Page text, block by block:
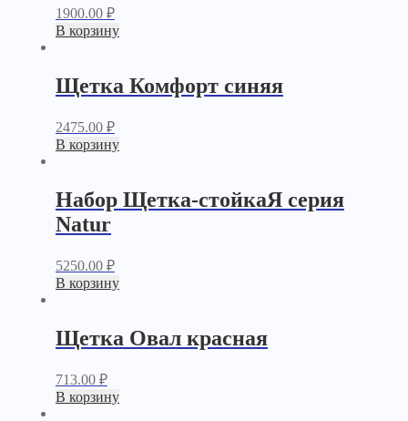
1900.00 ₽
В корзину
Щетка Комфорт синяя
2475.00 ₽
В корзину
Набор Щетка-стойкаЯ серия
Natur
5250.00 ₽
В корзину
Щетка Овал красная
713.00 ₽
В корзину